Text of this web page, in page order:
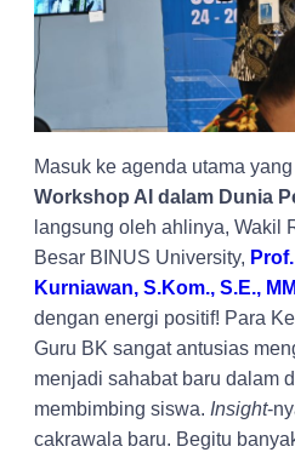
Masuk ke agenda utama
Workshop AI dalam Dunia
langsung oleh ahlinya, Wakil
Besar BINUS University,
Kurniawan, S.Kom., S.E.,
dengan energi positif! Para
Guru BK sangat antusias
menjadi sahabat baru dalam
membimbing siswa. Insight-
cakrawala baru. Begitu